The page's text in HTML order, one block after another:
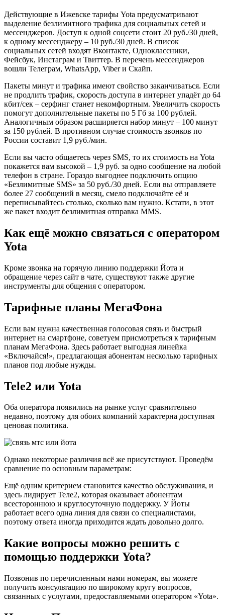
Действующие в Ижевске тарифы Yota предусматривают
выделение безлимитного трафика для социальных сетей и
мессенджеров. Доступ к одной соцсети стоит 20 руб./30 дней,
к одному мессенджеру – 10 руб./30 дней. В список
социальных сетей входят Вконтакте, Одноклассники,
Фейсбук, Инстаграм и Твиттер. В перечень мессенджеров
вошли Телеграм, WhatsApp, Viber и Скайп.
Пакеты минут и трафика имеют свойство заканчиваться. Если
не продлить трафик, скорость доступа в интернет упадёт до 64
кбит/сек – серфинг станет некомфортным. Увеличить скорость
помогут дополнительные пакеты по 5 Гб за 100 рублей.
Аналогичным образом расширяется набор минут – 100 минут
за 150 рублей. В противном случае стоимость звонков по
России составит 1,9 руб./мин.
Если вы часто общаетесь через SMS, то их стоимость на Yota
покажется вам высокой – 1,9 руб. за одно сообщение на любой
телефон в стране. Гораздо выгоднее подключить опцию
«Безлимитные SMS» за 50 руб./30 дней. Если вы отправляете
более 27 сообщений в месяц, смело подключайте её и
переписывайтесь столько, сколько вам нужно. Кстати, в этот
же пакет входит безлимитная отправка MMS.
Как ещё можно связаться с оператором
Yota
Кроме звонка на горячую линию поддержки Йота и
обращение через сайт в чате, существуют также другие
инструменты для общения с оператором.
Тарифные планы МегаФона
Если вам нужна качественная голосовая связь и быстрый
интернет на смартфоне, советуем присмотреться к тарифным
планам МегаФона. Здесь работает выгодная линейка
«Включайся!», предлагающая абонентам несколько тарифных
планов под любые нужды.
Tele2 или Yota
Оба оператора появились на рынке услуг сравнительно
недавно, поэтому для обоих компаний характерна доступная
ценовая политика.
Однако некоторые различия всё же присутствуют. Проведём
сравнение по основным параметрам:
Ещё одним критерием становится качество обслуживания, и
здесь лидирует Теле2, которая оказывает абонентам
всестороннюю и круглосуточную поддержку. У Йоты
работает всего одна линия для связи со специалистами,
поэтому ответа иногда приходится ждать довольно долго.
Какие вопросы можно решить с
помощью поддержки Yota?
Позвонив по перечисленным нами номерам, вы можете
получить консультацию по широкому кругу вопросов,
связанных с услугами, предоставляемыми оператором «Yota».